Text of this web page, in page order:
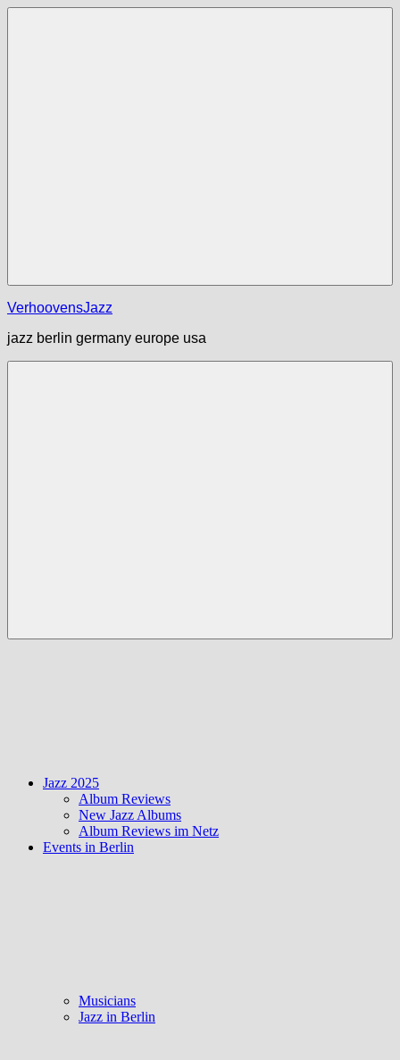
Zum
VerhoovensJazz
jazz berlin germany europe usa
Jazz 2025
Album Reviews
New Jazz Albums
Album Reviews im Netz
Events in Berlin
Musicians
Jazz in Berlin